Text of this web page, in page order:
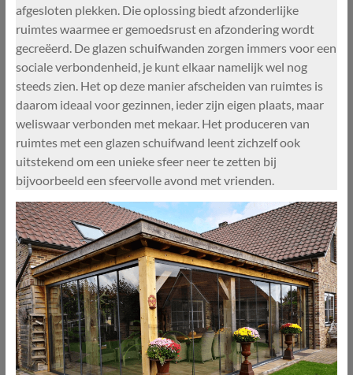
afgesloten plekken. Die oplossing biedt afzonderlijke
ruimtes waarmee er gemoedsrust en afzondering wordt
gecreëerd. De glazen schuifwanden zorgen immers voor een
sociale verbondenheid, je kunt elkaar namelijk wel nog
steeds zien. Het op deze manier afscheiden van ruimtes is
daarom ideaal voor gezinnen, ieder zijn eigen plaats, maar
weliswaar verbonden met mekaar. Het produceren van
ruimtes met een glazen schuifwand leent zichzelf ook
uitstekend om een unieke sfeer neer te zetten bij
bijvoorbeeld een sfeervolle avond met vrienden.